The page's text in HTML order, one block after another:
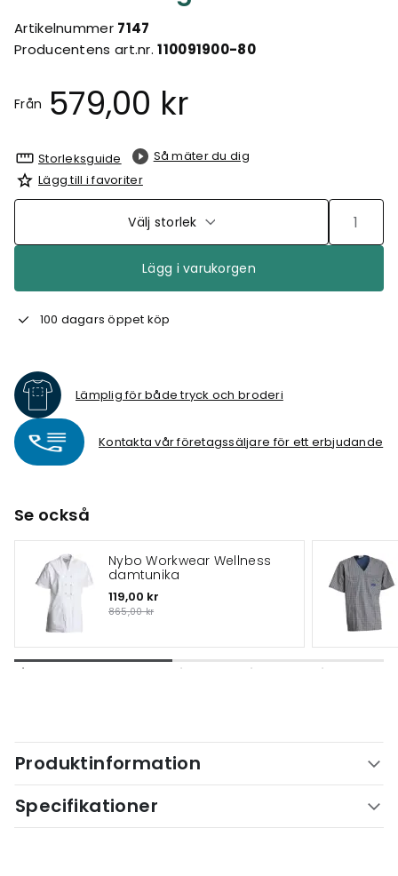
Artikelnummer 7147
Producentens art.nr.110091900-80
Från 579,00 kr
Storleksguide
Så mäter du dig
Lägg till i favoriter
Välj storlek
Lägg i varukorgen
100 dagars öppet köp
Lämplig för både tryck och broderi
Kontakta vår företagssäljare för ett erbjudande
Se också
Nybo Workwear Wellness
damtunika
119,00 kr
865,00 kr
Produktinformation
Specifikationer